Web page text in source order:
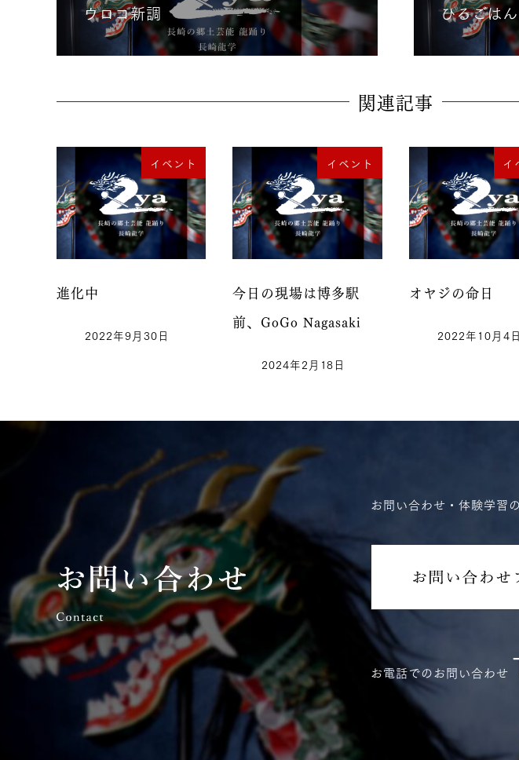
ウロコ新調 ひるごはん
関連記事
イベント
進化中
2022年9月30日
イベント
今日の現場は博多駅
前、GoGo Nagasaki
2024年2月18日
イ
オヤジの命日
2022年10月4日
お問い合わせ・体験学習
お電話でのお問い合わせ